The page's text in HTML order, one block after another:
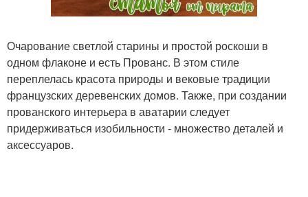
Очарование светлой старины и простой роскоши в
одном флаконе и есть Прованс. В этом стиле
переплелась красота природы и вековые традиции
французских деревенских домов. Также, при создании
прованского интерьера в аватарии следует
придерживаться изобильности - множество деталей и
аксессуаров.